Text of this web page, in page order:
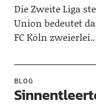
Die Zweite Liga
Union bedeutet
FC Köln
BLOG